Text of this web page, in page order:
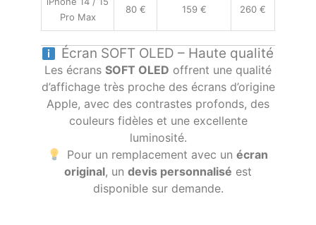
Pro Max
80 € 159 € 260 €
Écran SOFT OLED – Haute qualité
Les écrans SOFT OLED offrent une qualité
d’affichage très proche des écrans d’origine
Apple, avec des contrastes profonds, des
couleurs fidèles et une excellente
luminosité.
Pour un remplacement avec un écran
original, un devis personnalisé est
disponible sur demande.